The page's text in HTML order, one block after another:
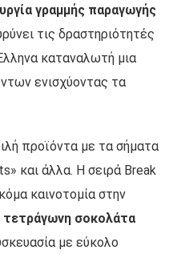
γραμμής παραγωγής
τις δραστηριότητές
καταναλωτή μια
ενισχύοντας τα
προϊόντα με τα σήματα
και άλλα. Η σειρά Break
καινοτομία στην
σοκολάτα
με εύκολο